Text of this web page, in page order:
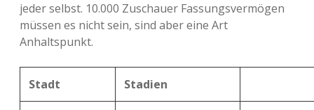
jeder selbst. 10.000 Zuschauer Fassungsvermögen
müssen es nicht sein, sind aber eine Art
Anhaltspunkt.
Stadt Stadien